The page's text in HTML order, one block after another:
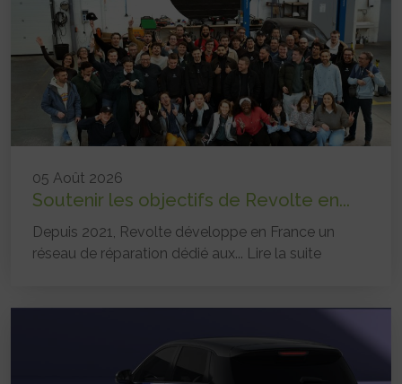
05 Août 2026
Soutenir les objectifs de Revolte en...
Depuis 2021, Revolte développe en France un
réseau de réparation dédié aux... Lire la suite